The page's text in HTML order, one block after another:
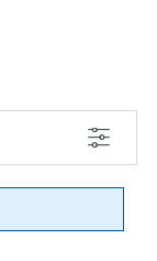
L